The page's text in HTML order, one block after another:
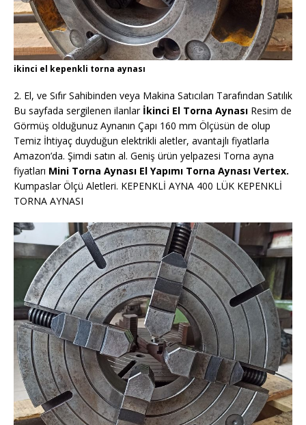
ikinci el kepenkli torna aynası
2. El, ve Sıfır Sahibinden veya Makina Satıcıları Tarafından Satılık
Bu sayfada sergilenen ilanlar İkinci El Torna Aynası Resim de
Görmüş olduğunuz Aynanın Çapı 160 mm Ölçüsün de olup
Temiz İhtiyaç duyduğun elektrikli aletler, avantajlı fiyatlarla
Amazon’da. Şimdi satın al. Geniş ürün yelpazesi Torna ayna
fiyatları Mini Torna Aynası El Yapımı Torna Aynası Vertex.
Kumpaslar Ölçü Aletleri. KEPENKLİ AYNA 400 LÜK KEPENKLİ
TORNA AYNASI